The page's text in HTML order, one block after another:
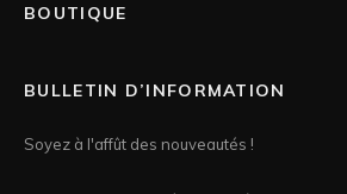
BOUTIQUE
BULLETIN D’INFORMATION
Soyez à l'affût des nouveautés !